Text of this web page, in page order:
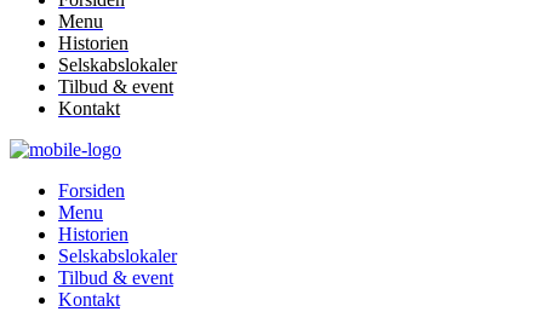
Menu
Historien
Selskabslokaler
Tilbud & event
Kontakt
Forsiden
Menu
Historien
Selskabslokaler
Tilbud & event
Kontakt